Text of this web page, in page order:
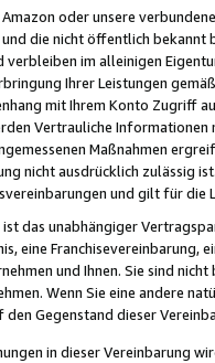
oder unsere
die nicht öffentlich
verbleiben im alleinigen
Ihrer Leistungen
mit Ihrem Konto
Vertrauliche
Maßnahmen
nicht ausdrücklich zulässig
und gilt für die
ist das unabhängiger
eine Franchisevereinbarung,
und Ihnen. Sie sind
Wenn Sie eine andere
den Gegenstand dieser
in dieser Vereinbarung